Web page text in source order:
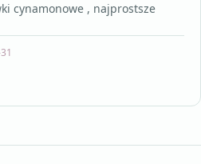
cynamonowe , najprostsze